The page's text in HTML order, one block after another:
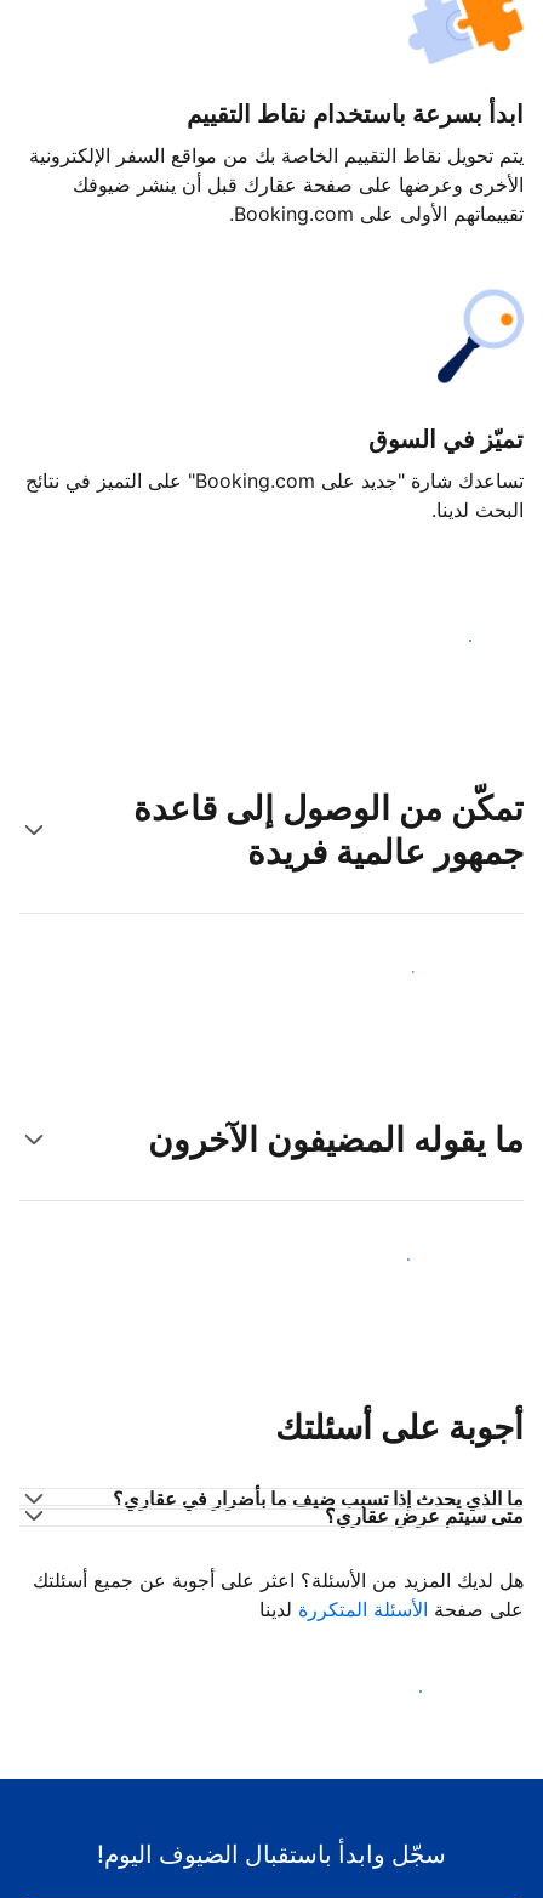
ابدأ بسرعة باستخدام نقاط التقييم
يتم تحويل نقاط التقييم الخاصة بك من مواقع السفر الإلكترونية
الأخرى وعرضها على صفحة عقارك قبل أن ينشر ضيوفك
تقييماتهم الأولى على Booking.com.
تميّز في السوق
تساعدك شارة "جديد على Booking.com" على التميز في نتائج
البحث لدينا.
ابدأ اليوم
تمكّن من الوصول إلى قاعدة
جمهور عالمية فريدة
اجذب ضيوف جدد اليوم
ما يقوله المضيفون الآخرون
انضم إلى مضيفين آخرين
أجوبة على أسئلتك
ما الذي يحدث إذا تسبب ضيف ما بأضرار في عقاري؟
متى سيتم عرض عقاري؟
هل لديك المزيد من الأسئلة؟ اعثر على أجوبة عن جميع أسئلتك
على صفحة الأسئلة المتكررة لدينا
ابدأ باستقبال الضيوف
سجّل وابدأ باستقبال الضيوف اليوم!